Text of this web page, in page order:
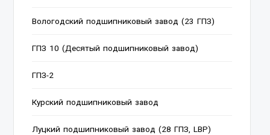
Вологодский подшипниковый завод (23 ГПЗ)
ГПЗ 10 (Десятый подшипниковый завод)
ГПЗ-2
Курский подшипниковый завод
Луцкий подшипниковый завод (28 ГПЗ, LBP)